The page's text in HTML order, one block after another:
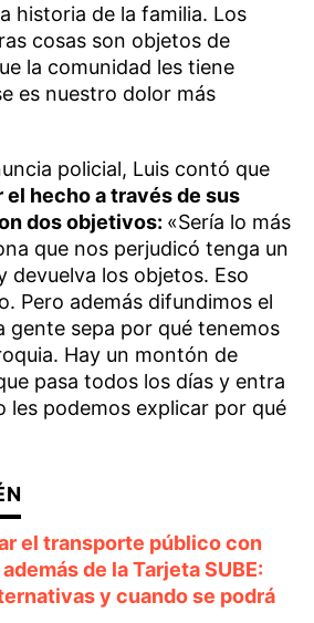
historia de la familia. Los
cosas son objetos de
la comunidad les tiene
es nuestro dolor más
policial, Luis contó que
hecho a través de sus
dos objetivos: «Sería lo más
que nos perjudicó tenga un
devuelva los objetos. Eso
Pero además difundimos el
gente sepa por qué tenemos
Hay un montón de
pasa todos los días y entra
les podemos explicar por qué
el transporte público con
de la Tarjeta SUBE:
y cuando se podrá